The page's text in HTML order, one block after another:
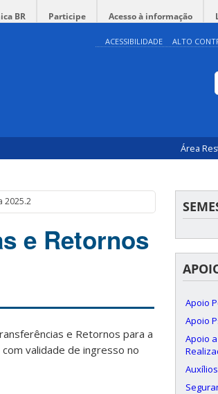
BR Participe Acesso à informação
ACESSIBILIDADE ALTO
Área
2025.2
e Retornos
e Retornos para a
validade de ingresso no
Apoio
Apoio
Apoio
Auxílios